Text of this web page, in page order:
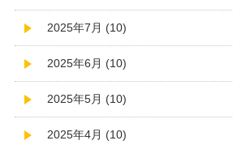
2025年7月 (10)
2025年6月 (10)
2025年5月 (10)
2025年4月 (10)